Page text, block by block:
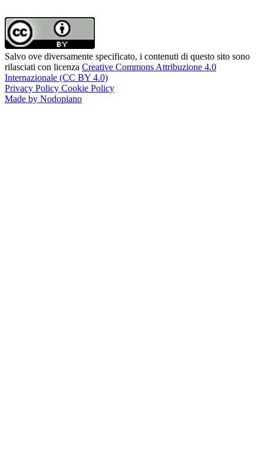
Salvo ove diversamente specificato, i contenuti di questo sito sono
rilasciati con licenza Creative Commons Attribuzione 4.0
Internazionale (CC BY 4.0)
Privacy Policy Cookie Policy
Made by Nodopiano